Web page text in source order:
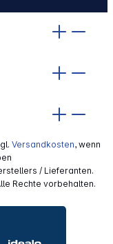
Versandkosten, wenn
/ Lieferanten.
Rechte vorbehalten.